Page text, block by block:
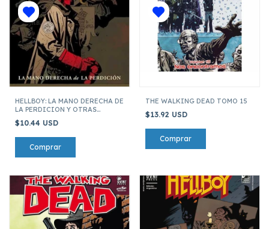
HELLBOY: LA MANO DERECHA DE
LA PERDICION Y OTRAS
$10.44 USD
THE WALKING DEAD TOMO 15
$13.92 USD